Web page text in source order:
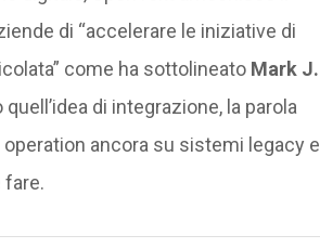
di “accelerare le iniziative di
come ha sottolineato Mark J.
di integrazione, la parola
ancora su sistemi legacy e
fare.